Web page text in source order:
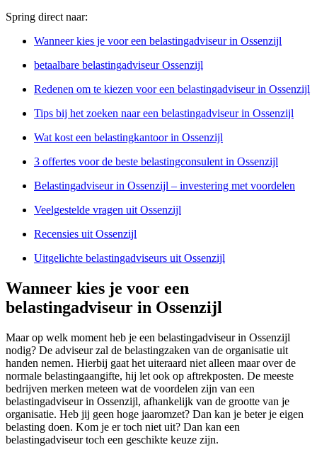
Spring direct naar:
Wanneer kies je voor een belastingadviseur in Ossenzijl
betaalbare belastingadviseur Ossenzijl
Redenen om te kiezen voor een belastingadviseur in Ossenzijl
Tips bij het zoeken naar een belastingadviseur in Ossenzijl
Wat kost een belastingkantoor in Ossenzijl
3 offertes voor de beste belastingconsulent in Ossenzijl
Belastingadviseur in Ossenzijl – investering met voordelen
Veelgestelde vragen uit Ossenzijl
Recensies uit Ossenzijl
Uitgelichte belastingadviseurs uit Ossenzijl
Wanneer kies je voor een
belastingadviseur in Ossenzijl
Maar op welk moment heb je een belastingadviseur in Ossenzijl
nodig? De adviseur zal de belastingzaken van de organisatie uit
handen nemen. Hierbij gaat het uiteraard niet alleen maar over de
normale belastingaangifte, hij let ook op aftrekposten. De meeste
bedrijven merken meteen wat de voordelen zijn van een
belastingadviseur in Ossenzijl, afhankelijk van de grootte van je
organisatie. Heb jij geen hoge jaaromzet? Dan kan je beter je eigen
belasting doen. Kom je er toch niet uit? Dan kan een
belastingadviseur toch een geschikte keuze zijn.